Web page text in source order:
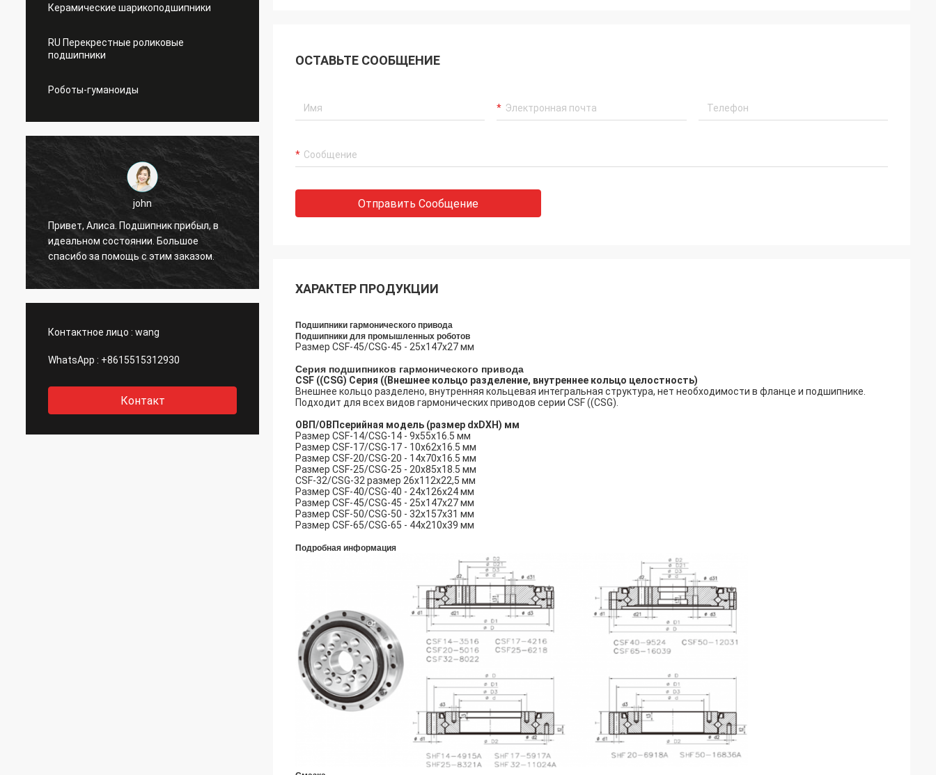
Керамические шарикоподшипники
RU Перекрестные роликовые
подшипники
Роботы-гуманоиды
john
Привет, Алиса. Подшипник прибыл, в
идеальном состоянии. Большое
спасибо за помощь с этим заказом.
Холли.
Контактное лицо : wang
WhatsApp : +8615515312930
Контакт
ОСТАВЬТЕ СООБЩЕНИЕ
Отправить Сообщение
ХАРАКТЕР ПРОДУКЦИИ
Подшипники гармонического привода
Подшипники для промышленных роботов
Размер CSF-45/CSG-45 - 25x147x27 мм
Серия подшипников гармонического привода
CSF ((CSG) Серия ((Внешнее кольцо разделение, внутреннее кольцо целостность)
Внешнее кольцо разделено, внутренняя кольцевая интегральная структура, нет необходимости в фланце и подшипнике.
Подходит для всех видов гармонических приводов серии CSF ((CSG).
ОВП/ОВП серийная модель (размер dxDXH) мм
Размер CSF-14/CSG-14 - 9x55x16.5 мм
Размер CSF-17/CSG-17 - 10x62x16.5 мм
Размер CSF-20/CSG-20 - 14x70x16.5 мм
Размер CSF-25/CSG-25 - 20x85x18.5 мм
CSF-32/CSG-32 размер 26x112x22,5 мм
Размер CSF-40/CSG-40 - 24x126x24 мм
Размер CSF-45/CSG-45 - 25x147x27 мм
Размер CSF-50/CSG-50 - 32x157x31 мм
Размер CSF-65/CSG-65 - 44x210x39 мм
Подробная информация